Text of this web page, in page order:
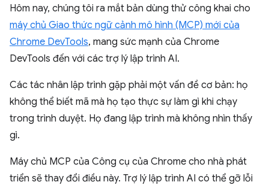
Hôm nay, chúng tôi ra mắt bản dùng thử công khai cho
máy chủ Giao thức ngữ cảnh mô hình (MCP) mới của
Chrome DevTools, mang sức mạnh của Chrome
DevTools đến với các trợ lý lập trình AI.
Các tác nhân lập trình gặp phải một vấn đề cơ bản: họ
không thể biết mã mà họ tạo thực sự làm gì khi chạy
trong trình duyệt. Họ đang lập trình mà không nhìn thấy
gì.
Máy chủ MCP của Công cụ của Chrome cho nhà phát
triển sẽ thay đổi điều này. Trợ lý lập trình AI có thể gỡ lỗi